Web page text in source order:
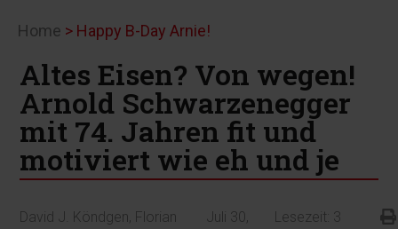
Home > Happy B-Day Arnie!
Altes Eisen? Von wegen!
Arnold Schwarzenegger
mit 74. Jahren fit und
motiviert wie eh und je
David J. Köndgen, Florian
Juli 30,
Lesezeit: 3